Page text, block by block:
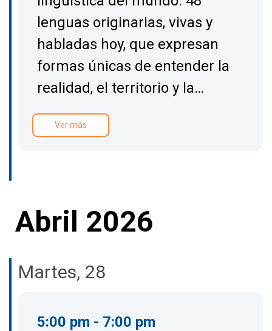
lenguas originarias, vivas y
habladas hoy, que expresan
formas únicas de entender la
realidad, el territorio y la…
Ver más
Abril 2026
Martes, 28
5:00 pm - 7:00 pm